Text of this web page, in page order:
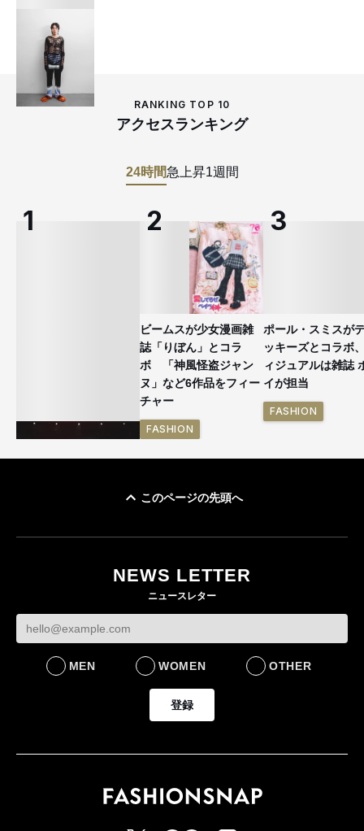
RANKING TOP 10
アクセスランキング
24時間急上昇1週間
ビームスが少女漫画雑
誌「りぼん」とコラ
ボ 「神風怪盗ジャン
ヌ」など6作品をフィー
チャー
FASHION
ポール・スミスが
ッキーズとコラボ
ィジュアルは雑誌
イが担当
FASHION
このページの先頭へ
NEWS LETTER
ニュースレター
MEN WOMEN OTHER
登録